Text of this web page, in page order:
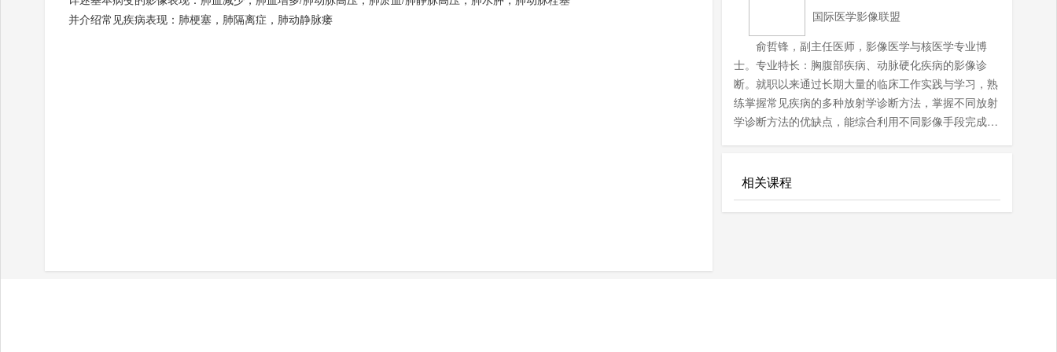
并介绍常见疾病表现：肺梗塞，肺隔离症，肺动静脉瘘
国际医学影像联盟
俞哲锋，副主任医师，影像医学与核医学专业博
士。专业特长：胸腹部疾病、动脉硬化疾病的影像诊
断。就职以来通过长期大量的临床工作实践与学习，熟
练掌握常见疾病的多种放射学诊断方法，掌握不同放射
学诊断方法的优缺点，能综合利用不同影像手段完成诊
氏放射诊断学(第6 版)》中文版、《肝移植》第2版等多
部著作的影像学部分编辑工作
相关课程